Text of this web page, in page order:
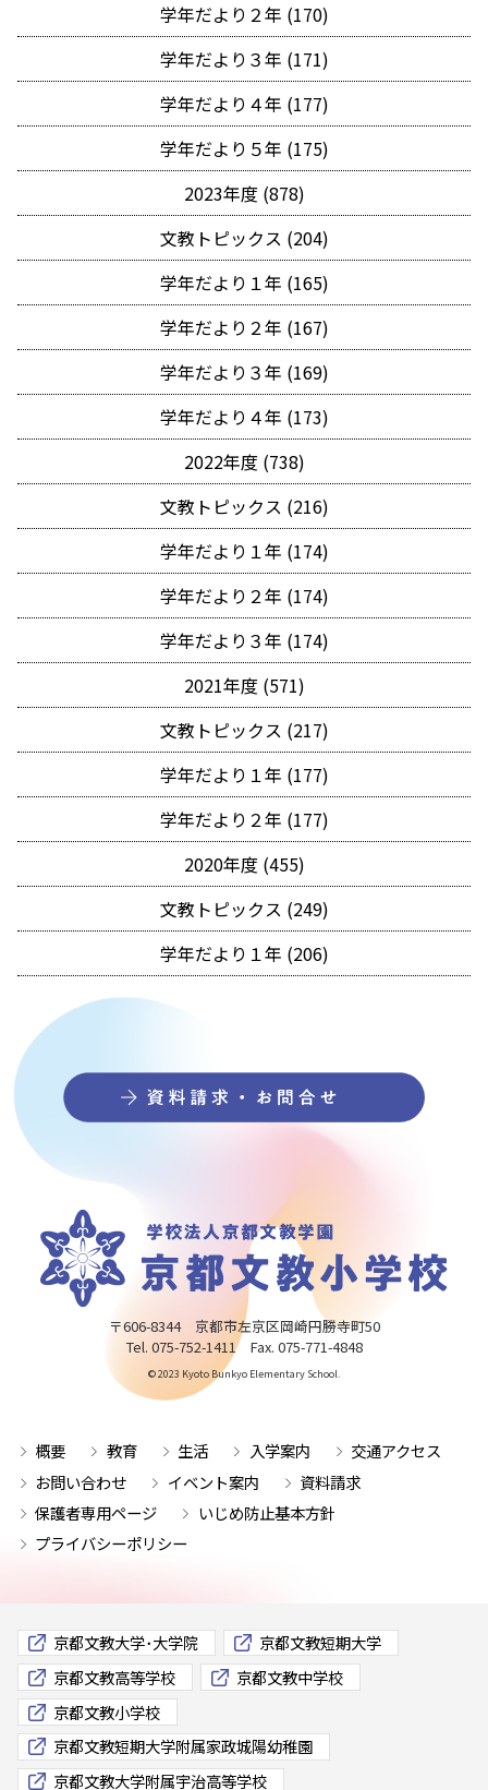
学年だより２年 (170)
学年だより３年 (171)
学年だより４年 (177)
学年だより５年 (175)
2023年度 (878)
文教トピックス (204)
学年だより１年 (165)
学年だより２年 (167)
学年だより３年 (169)
学年だより４年 (173)
2022年度 (738)
文教トピックス (216)
学年だより１年 (174)
学年だより２年 (174)
学年だより３年 (174)
2021年度 (571)
文教トピックス (217)
学年だより１年 (177)
学年だより２年 (177)
2020年度 (455)
文教トピックス (249)
学年だより１年 (206)
〒606-8344 京都市左京区岡崎円勝寺町50
Tel. 075-752-1411 Fax. 075-771-4848
© 2023 Kyoto Bunkyo Elementary School.
概要 教育 生活 入学案内
交通アクセス
お問い合わせ
イベント案内
資料請求
保護者専用ページ
いじめ防止基本方針
プライバシーポリシー
京都文教大学･大学院
京都文教短期大学
京都文教高等学校
京都文教中学校
京都文教小学校
京都文教短期大学附属家政城陽幼稚園
京都文教大学附属宇治高等学校